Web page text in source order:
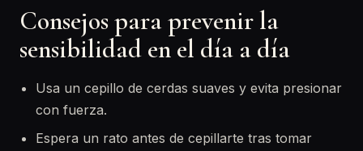
Consejos para prevenir la
sensibilidad en el día a día
Usa un cepillo de cerdas suaves y evita presionar
con fuerza.
Espera un rato antes de cepillarte tras tomar